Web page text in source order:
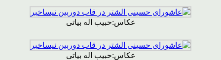
عکاس:حبیب اله بیاتی
عکاس:حبیب اله بیاتی